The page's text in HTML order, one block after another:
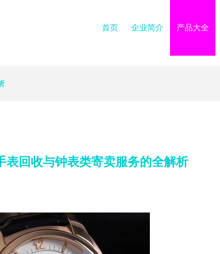
首页 企业简介 产品大全
表回收与钟表类寄卖服务的全解析